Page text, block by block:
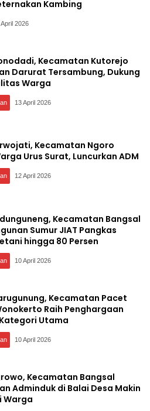
Kambing
April 2026
Kecamatan Kutorejo
Darurat Tersambung, Dukung
Warga
13 April 2026
Kecamatan Ngoro
Urus Surat, Luncurkan ADM
12 April 2026
Kecamatan Bangsal
Sumur JIAT Pangkas
hingga 80 Persen
10 April 2026
Kecamatan Pacet
Raih Penghargaan
Utama
10 April 2026
Kecamatan Bangsal
Adminduk di Balai Desa Makin
Warga